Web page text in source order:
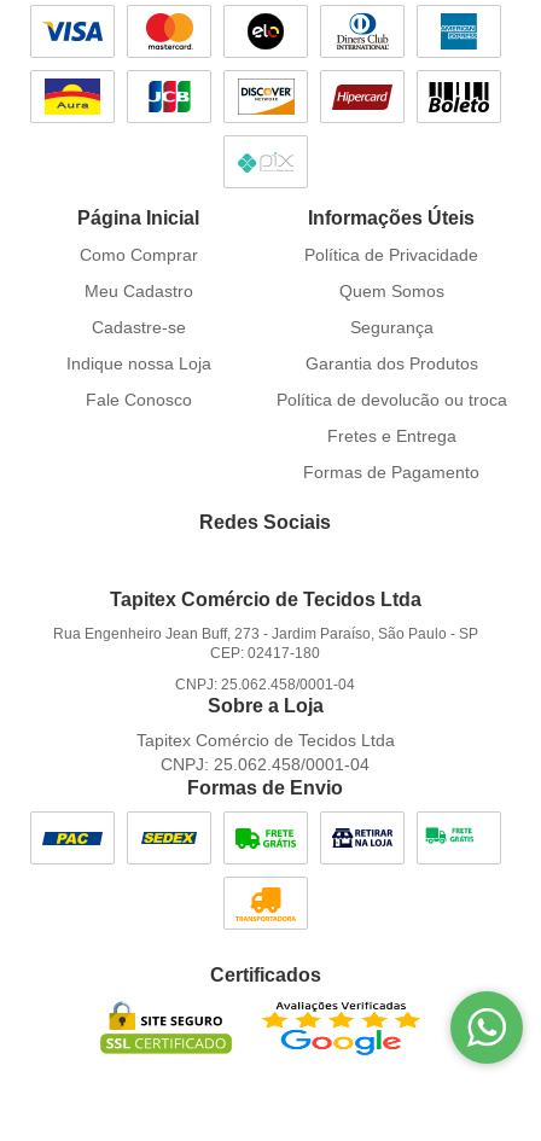
Página Inicial
Como Comprar
Meu Cadastro
Cadastre-se
Indique nossa Loja
Fale Conosco
Informações Úteis
Política de Privacidade
Quem Somos
Segurança
Garantia dos Produtos
Política de devolucão ou troca
Fretes e Entrega
Formas de Pagamento
Redes Sociais
Tapitex Comércio de Tecidos Ltda
Rua Engenheiro Jean Buff, 273 - Jardim Paraíso, São Paulo - SP
CEP: 02417-180
CNPJ: 25.062.458/0001-04
Sobre a Loja
Tapitex Comércio de Tecidos Ltda
CNPJ: 25.062.458/0001-04
Formas de Envio
Certificados